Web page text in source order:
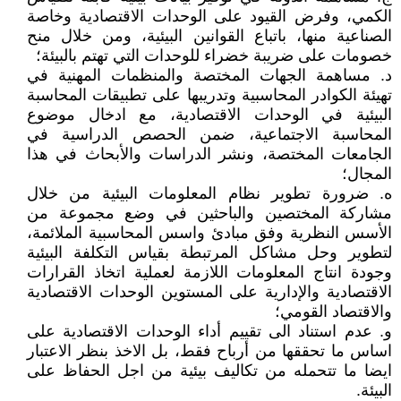
الكمي، وفرض القيود على الوحدات الاقتصادية وخاصة
الصناعية منها، باتباع القوانين البيئية، ومن خلال منح
خصومات على ضريبة خضراء للوحدات التي تهتم بالبيئة؛
د. مساهمة الجهات المختصة والمنظمات المهنية في
تهيئة الكوادر المحاسبية وتدريبها على تطبيقات المحاسبة
البيئية في الوحدات الاقتصادية، مع ادخال موضوع
المحاسبة الاجتماعية، ضمن الحصص الدراسية في
الجامعات المختصة، ونشر الدراسات والأبحاث في هذا
المجال؛
ه. ضرورة تطوير نظام المعلومات البيئية من خلال
مشاركة المختصين والباحثين في وضع مجموعة من
الأسس النظرية وفق مبادئ واسس المحاسبية الملائمة،
لتطوير وحل مشاكل المرتبطة بقياس التكلفة البيئية
وجودة انتاج المعلومات اللازمة لعملية اتخاذ القرارات
الاقتصادية والإدارية على المستوين الوحدات الاقتصادية
والاقتصاد القومي؛
و. عدم استناد الى تقييم أداء الوحدات الاقتصادية على
اساس ما تحققها من أرباح فقط، بل الاخذ بنظر الاعتبار
ايضا ما تتحمله من تكاليف بيئية من اجل الحفاظ على
البيئة.